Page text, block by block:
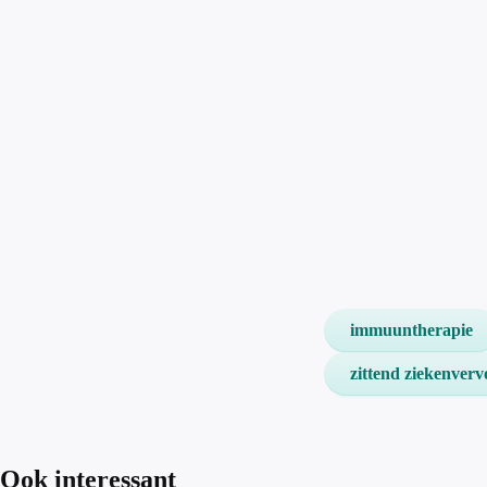
immuuntherapie
zittend
Ook interessant